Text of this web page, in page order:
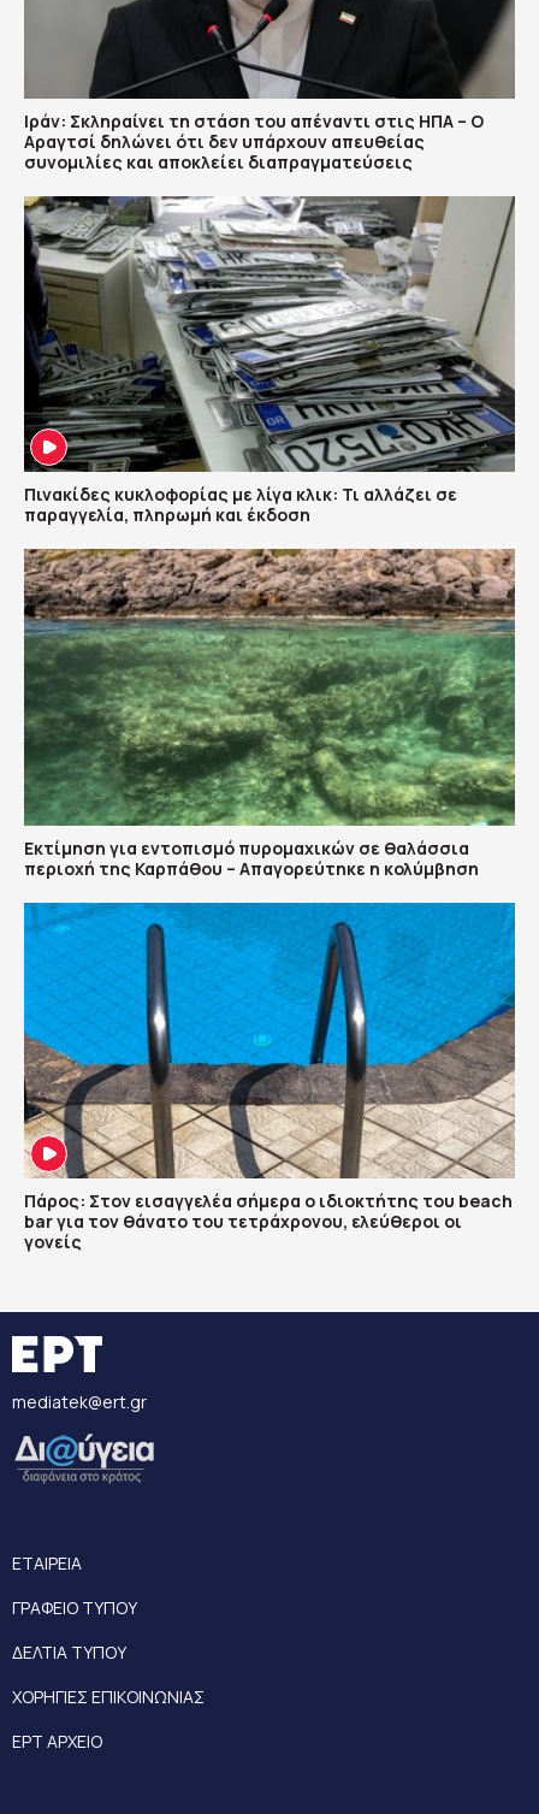
Ιράν: Σκληραίνει τη στάση του απέναντι στις ΗΠΑ – Ο
Αραγτσί δηλώνει ότι δεν υπάρχουν απευθείας
συνομιλίες και αποκλείει διαπραγματεύσεις
Πινακίδες κυκλοφορίας με λίγα κλικ: Τι αλλάζει σε
παραγγελία, πληρωμή και έκδοση
Εκτίμηση για εντοπισμό πυρομαχικών σε θαλάσσια
περιοχή της Καρπάθου – Απαγορεύτηκε η κολύμβηση
Πάρος: Στον εισαγγελέα σήμερα ο ιδιοκτήτης του beach
bar για τον θάνατο του τετράχρονου, ελεύθεροι οι
γονείς
mediatek@ert.gr
ΕΤΑΙΡΕΙΑ
ΓΡΑΦΕΙΟ ΤΥΠΟΥ
ΔΕΛΤΙΑ ΤΥΠΟΥ
ΧΟΡΗΓΙΕΣ ΕΠΙΚΟΙΝΩΝΙΑΣ
ΕΡΤ ΑΡΧΕΙΟ